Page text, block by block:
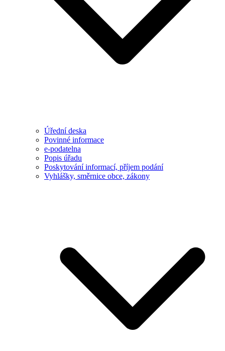
Úřední deska
Povinné informace
e-podatelna
Popis úřadu
Poskytování informací, příjem podání
Vyhlášky, směrnice obce, zákony